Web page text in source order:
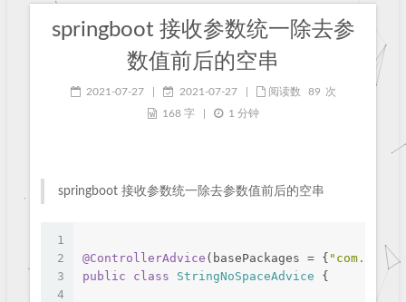
springboot 接收参数统一除去参
数值前后的空串
2021-07-27 2021-07-27 阅读数 89 次
168 字
1 分钟
springboot 接收参数统一除去参数值前后的空串
1
2
3
4
@ControllerAdvice (basePackages = { "com.bz"})
public
class StringNoSpaceAdvice {